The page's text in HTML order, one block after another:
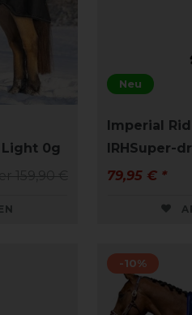
0g
Neu
Imperial
IRHSuper-
79,95 € *
-10%